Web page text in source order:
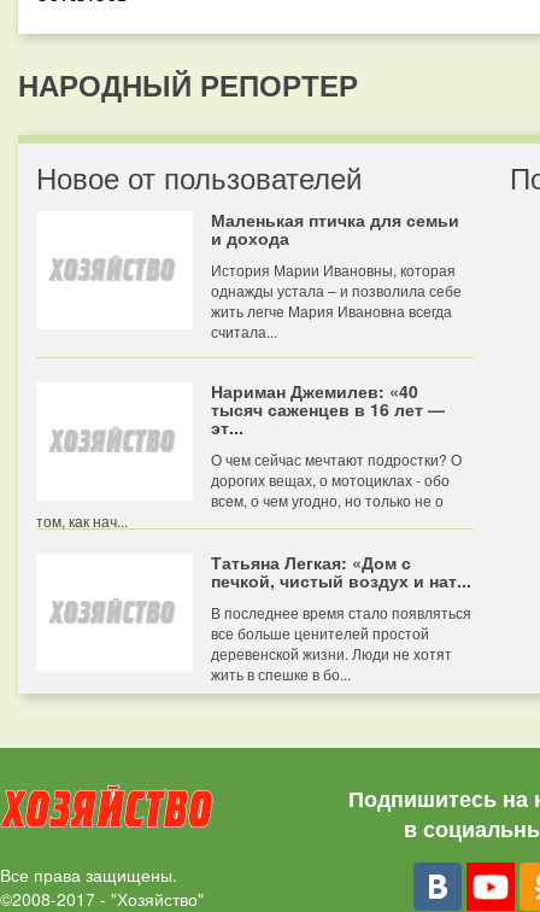
НАРОДНЫЙ РЕПОРТЕР
Новое от пользователей
Маленькая птичка для семьи
и дохода
История Марии Ивановны, которая
однажды устала – и позволила себе
жить легче Мария Ивановна всегда
считала...
Нариман Джемилев: «40
тысяч саженцев в 16 лет —
эт...
О чем сейчас мечтают подростки? О
дорогих вещах, о мотоциклах - обо
всем, о чем угодно, но только не о
том, как нач...
Татьяна Легкая: «Дом с
печкой, чистый воздух и нат...
В последнее время стало появляться
все больше ценителей простой
деревенской жизни. Люди не хотят
жить в спешке в бо...
Все права защищены.
©2008-2017 - "Хозяйство"
Подпишитесь на
в